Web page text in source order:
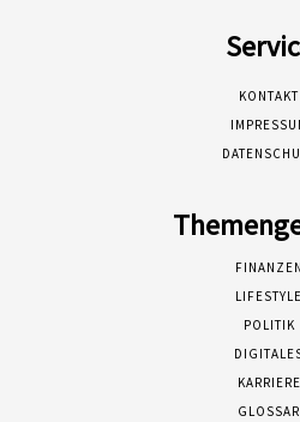
KONTAKT
FINANZEN
LIFESTYLE
POLITIK
KARRIERE
GLOSSAR